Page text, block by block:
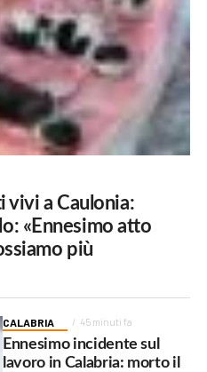
vivi a Caulonia:
«Ennesimo atto
più
CALABRIA 45 minuti fa
Ennesimo incidente sul
lavoro in Calabria: morto il